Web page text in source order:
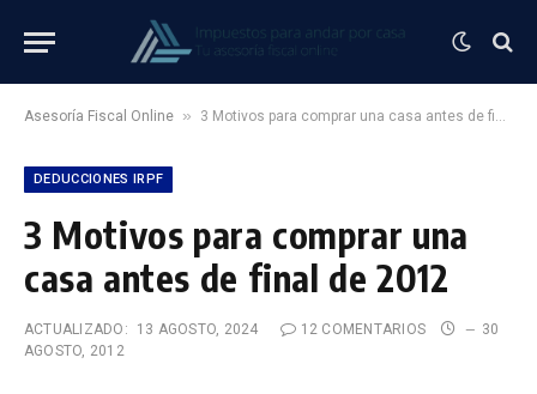
Asesoría Fiscal Online » 3 Motivos para comprar una casa antes de final de 2012
DEDUCCIONES IRPF
3 Motivos para comprar una
casa antes de final de 2012
ACTUALIZADO: 13 AGOSTO, 2024 12 COMENTARIOS
30
AGOSTO, 2012